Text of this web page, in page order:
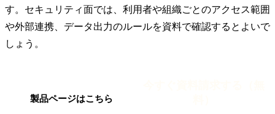
す。セキュリティ面では、利用者や組織ごとのアクセス範囲
や外部連携、データ出力のルールを資料で確認するとよいで
しょう。
製品ページはこちら